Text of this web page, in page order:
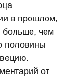
в прошлом,
больше, чем
половины
от